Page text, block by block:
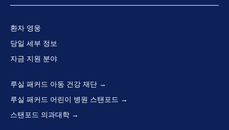
환자 영웅
당일 세부 정보
자금 지원 분야
루실 패커드 아동 건강 재단
루실 패커드 어린이 병원 스탠포드
스탠포드 의과대학